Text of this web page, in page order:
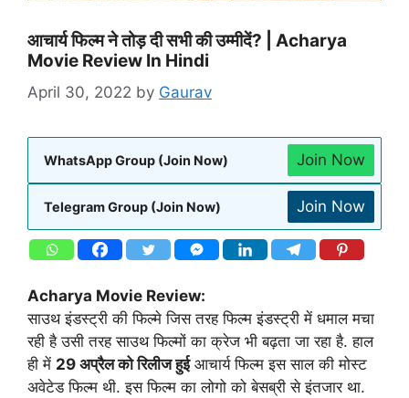
आचार्य फिल्म ने तोड़ दी सभी की उम्मीदें? | Acharya
Movie Review In Hindi
April 30, 2022 by Gaurav
WhatsApp Group (Join Now) Join Now
Telegram Group (Join Now) Join Now
Acharya Movie Review:
साउथ इंडस्ट्री की फिल्मे जिस तरह फिल्म इंडस्ट्री में धमाल मचा
रही है उसी तरह साउथ फिल्मों का क्रेज भी बढ़ता जा रहा है. हाल
ही में 29 अप्रैल को रिलीज हुईआचार्य फिल्म इस साल की मोस्ट
अवेटेड फिल्म थी. इस फिल्म का लोगो को बेसब्री से इंतजार था.